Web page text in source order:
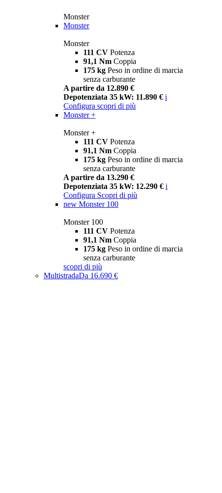
Monster
Monster
Monster
111 CV Potenza
91,1 Nm Coppia
175 kg Peso in ordine di marcia
senza carburante
A partire da 12.890 €
Depotenziata 35 kW: 11.890 € i
Configura scopri di più
Monster +
Monster +
111 CV Potenza
91,1 Nm Coppia
175 kg Peso in ordine di marcia
senza carburante
A partire da 13.290 €
Depotenziata 35 kW: 12.290 € i
Configura Scopri di più
new Monster 100
Monster 100
111 CV Potenza
91,1 Nm Coppia
175 kg Peso in ordine di marcia
senza carburante
scopri di più
MultistradaDa 16.690 €